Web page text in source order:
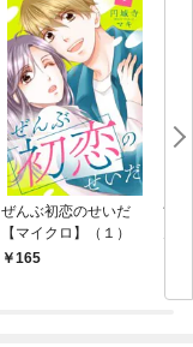
ぜんぶ初恋のせいだ
【マイクロ】（１）
165
甘